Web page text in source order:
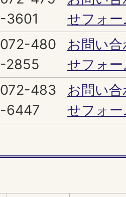
-3601
せフォ
072-480
-2855
お問い
せフォ
072-483
-6447
お問い
せフォ